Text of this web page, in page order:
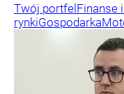
Twój portfelFinanse
rynkiGospodarka